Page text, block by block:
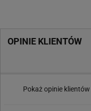
OPINIE KLIENTÓW
Pokaż opinie klientów